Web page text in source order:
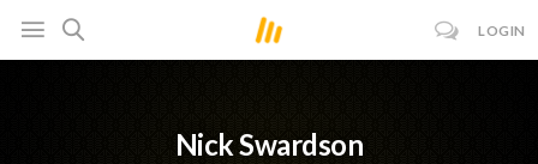
LOGIN
Nick Swardson